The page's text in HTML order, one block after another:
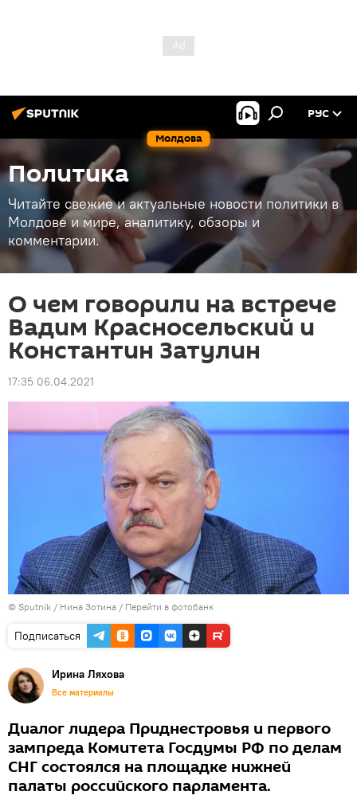
Молдова
РУС
Политика
Читайте свежие и актуальные новости политики в
Молдове и мире, аналитику, обзоры и
комментарии.
О чем говорили на встрече
Вадим Красносельский и
Константин Затулин
17:35 06.04.2021
© Sputnik / Нина Зотина / Перейти в фотобанк
Подписаться
Ирина Ляхова
Все материалы
Диалог лидера Приднестровья и первого
зампреда Комитета Госдумы РФ по делам
СНГ состоялся на площадке нижней
палаты российского парламента.